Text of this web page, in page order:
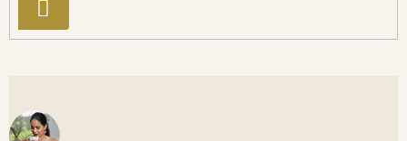
SE